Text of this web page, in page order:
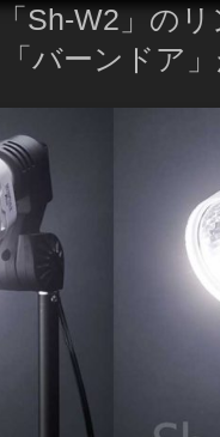
Sh-W2」の
バーンドア